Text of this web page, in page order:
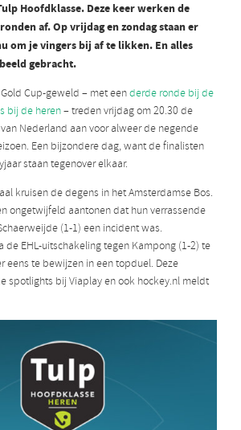
Hoofdklasse. Deze keer werken de
af. Op vrijdag en zondag staan er
om je vingers bij af te likken. En alles
gebracht.
Cup-geweld – met eenderde ronde bij de
bij de heren– treden vrijdag om 20.30 de
Nederland aan voor alweer de negende
Een bijzondere dag, want de finalisten
staan tegenover elkaar.
kruisen de degens in het Amsterdamse Bos.
ongetwijfeld aantonen dat hun verrassende
(1-1) een incident was.
de EHL-uitschakeling tegen Kampong (1-2) te
eens te bewijzen in een topduel. Deze
spotlights bij Viaplay en ook hockey.nl meldt